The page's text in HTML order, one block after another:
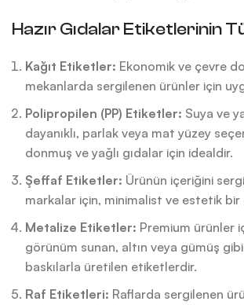
Hazır Gıdalar Etiketlerinin
Kağıt Etiketler: Ekonomik ve çevre
mekanlarda sergilenen ürünler için
Polipropilen (PP) Etiketler: Suya ve
dayanıklı, parlak veya mat yüzey
donmuş ve yağlı gıdalar için idealdir.
Şeffaf Etiketler: Ürünün içeriğini
markalar için, minimalist ve estetik
Metalize Etiketler: Premium ürünler
görünüm sunan, altın veya gümüş
baskılarla üretilen etiketlerdir.
Raf Etiketleri: Raflarda sergilenen